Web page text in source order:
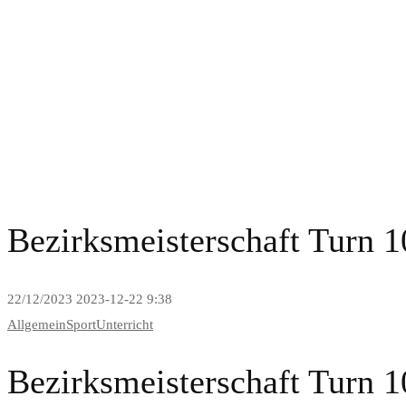
Bezirksmeisterschaft Turn
22/12/2023 2023-12-22 9:38
AllgemeinSportUnterricht
Bezirksmeisterschaft Turn